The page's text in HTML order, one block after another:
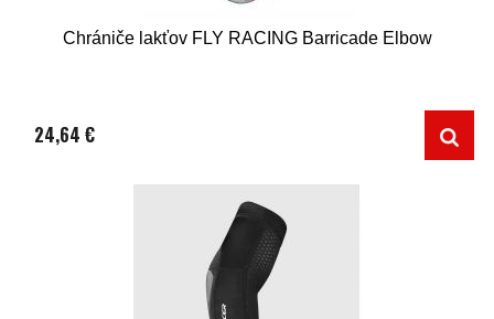
Chrániče lakťov FLY RACING Barricade Elbow
24,64 €